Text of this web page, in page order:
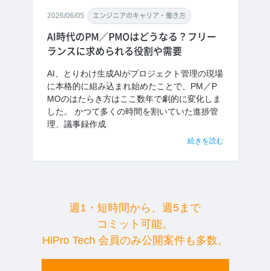
2026/06/05 エンジニアのキャリア・働き方
AI時代のPM／PMOはどうなる？フリー
ランスに求められる役割や需要
AI、とりわけ生成AIがプロジェクト管理の現場
に本格的に組み込まれ始めたことで、PM／P
MOのはたらき方はここ数年で劇的に変化しま
した。 かつて多くの時間を割いていた進捗管
理、議事録作成
続きを読む
週1・短時間から、週5まで
コミット可能。
HiPro Tech 会員のみ公開案件も多数。